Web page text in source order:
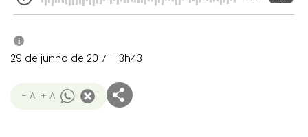
i
29 de junho de 2017 - 13h43
- A + A